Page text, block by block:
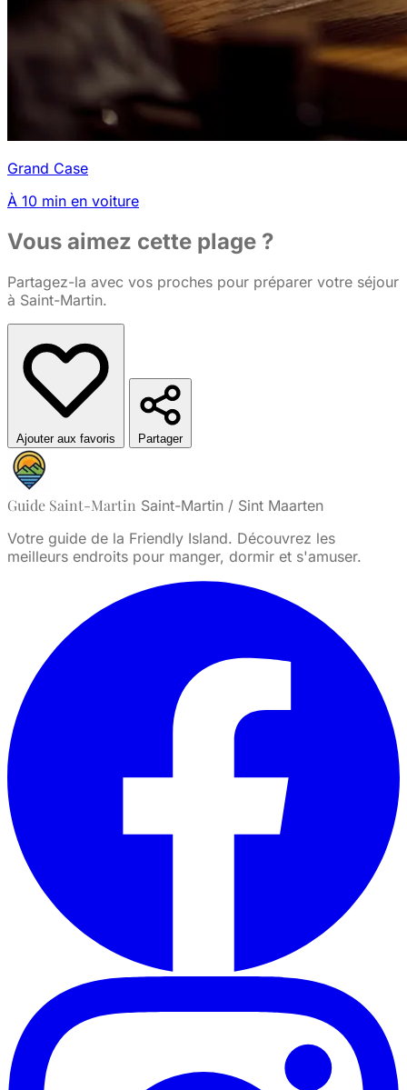
Grand Case
À 10 min en voiture
Vous aimez cette plage ?
Partagez-la avec vos proches pour préparer votre séjour
à Saint-Martin.
Ajouter aux favoris Partager
Guide Saint-Martin Saint-Martin / Sint Maarten
Votre guide de la Friendly Island. Découvrez les
meilleurs endroits pour manger, dormir et s'amuser.